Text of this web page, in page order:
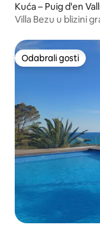
Kuća – Puig d'en
Villa Bezu u blizini
Odabrali gosti
Odabrali gosti